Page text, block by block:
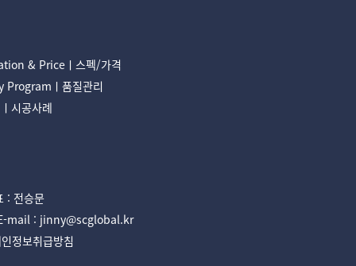
& Priceㅣ스펙/가격
Programㅣ품질관리
시공사례
: 전승문
mail : jinny@scglobal.kr
정보취급방침